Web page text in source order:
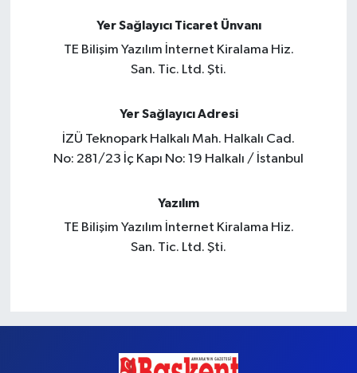
Yer Sağlayıcı Ticaret Ünvanı
TE Bilişim Yazılım İnternet Kiralama Hiz.
San. Tic. Ltd. Şti.
Yer Sağlayıcı Adresi
İZÜ Teknopark Halkalı Mah. Halkalı Cad.
No: 281/23 İç Kapı No: 19 Halkalı / İstanbul
Yazılım
TE Bilişim Yazılım İnternet Kiralama Hiz.
San. Tic. Ltd. Şti.